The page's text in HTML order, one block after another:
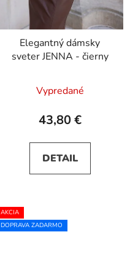
Elegantný dámsky
sveter JENNA - čierny
Vypredané
43,80 €
DETAIL
AKCIA
DOPRAVA ZADARMO